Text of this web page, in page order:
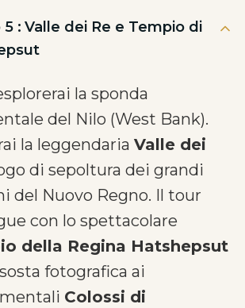
5 : Valle dei Re e Tempio di
la sponda
del Nilo (West Bank).
la leggendaria Valle dei
di sepoltura dei grandi
del Nuovo Regno. Il tour
con lo spettacolare
della Regina Hatshepsut
fotografica ai
Colossi di